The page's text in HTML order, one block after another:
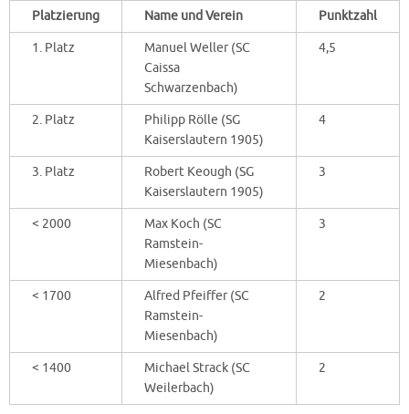
Platzierung Name und Verein Punktzahl
1. Platz
Manuel Weller (SC
Caissa
Schwarzenbach)
4,5
2. Platz
Philipp Rölle (SG
Kaiserslautern 1905)
4
3. Platz
Robert Keough (SG
Kaiserslautern 1905)
3
< 2000
Max Koch (SC
Ramstein-
Miesenbach)
3
< 1700
Alfred Pfeiffer (SC
Ramstein-
Miesenbach)
2
< 1400
Michael Strack (SC
Weilerbach)
2